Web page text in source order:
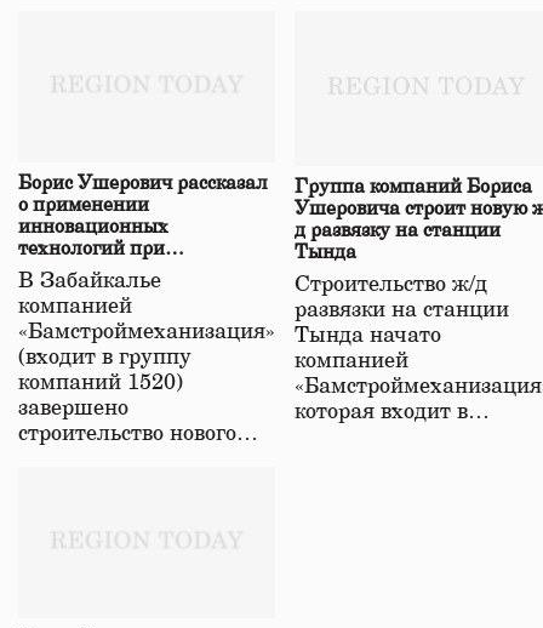
Борис Ушерович рассказал
о применении
инновационных
технологий при
строительстве нового моста
в Забайкалье
В Забайкалье
компанией
«Бамстроймеханизация»
(входит в группу
компаний 1520)
завершено
строительство нового…
Группа компаний Бориса
Ушеровича строит новую
д развязку на станции
Тында
Строительство ж/д
развязки на станции
Тында начато
компанией
которая входит в…